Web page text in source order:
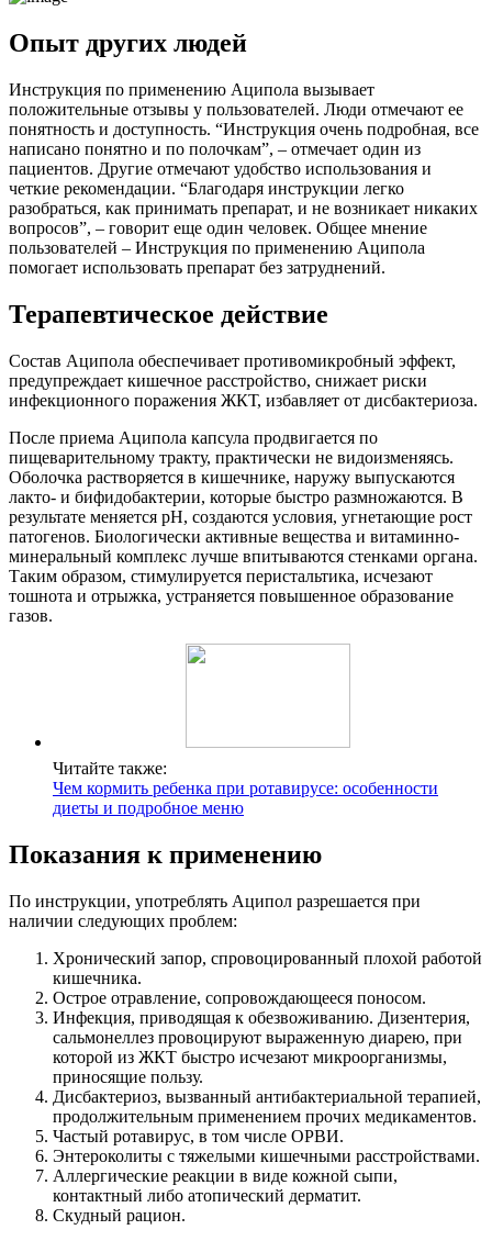
Опыт других людей
Инструкция по применению Аципола вызывает
положительные отзывы у пользователей. Люди отмечают ее
понятность и доступность. “Инструкция очень подробная, все
написано понятно и по полочкам”, – отмечает один из
пациентов. Другие отмечают удобство использования и
четкие рекомендации. “Благодаря инструкции легко
разобраться, как принимать препарат, и не возникает никаких
вопросов”, – говорит еще один человек. Общее мнение
пользователей – Инструкция по применению Аципола
помогает использовать препарат без затруднений.
Терапевтическое действие
Состав Аципола обеспечивает противомикробный эффект,
предупреждает кишечное расстройство, снижает риски
инфекционного поражения ЖКТ, избавляет от дисбактериоза.
После приема Аципола капсула продвигается по
пищеварительному тракту, практически не видоизменяясь.
Оболочка растворяется в кишечнике, наружу выпускаются
лакто- и бифидобактерии, которые быстро размножаются. В
результате меняется рН, создаются условия, угнетающие рост
патогенов. Биологически активные вещества и витаминно-
минеральный комплекс лучше впитываются стенками органа.
Таким образом, стимулируется перистальтика, исчезают
тошнота и отрыжка, устраняется повышенное образование
газов.
Читайте также:
Чем кормить ребенка при ротавирусе: особенности
диеты и подробное меню
Показания к применению
По инструкции, употреблять Аципол разрешается при
наличии следующих проблем:
Хронический запор, спровоцированный плохой работой
кишечника.
Острое отравление, сопровождающееся поносом.
Инфекция, приводящая к обезвоживанию. Дизентерия,
сальмонеллез провоцируют выраженную диарею, при
которой из ЖКТ быстро исчезают микроорганизмы,
приносящие пользу.
Дисбактериоз, вызванный антибактериальной терапией,
продолжительным применением прочих медикаментов.
Частый ротавирус, в том числе ОРВИ.
Энтероколиты с тяжелыми кишечными расстройствами.
Аллергические реакции в виде кожной сыпи,
контактный либо атопический дерматит.
Скудный рацион.